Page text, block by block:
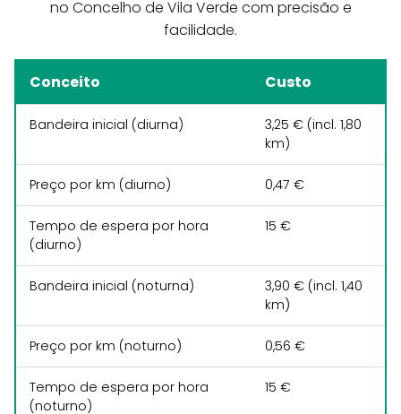
no Concelho de Vila Verde com precisão e
facilidade.
Conceito Custo
Bandeira inicial (diurna)
3,25 € (incl. 1,80
km)
Preço por km (diurno) 0,47 €
Tempo de espera por hora
(diurno)
15 €
Bandeira inicial (noturna)
3,90 € (incl. 1,40
km)
Preço por km (noturno) 0,56 €
Tempo de espera por hora
(noturno)
15 €